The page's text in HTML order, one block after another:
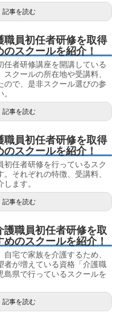
記事を読む
職員初任者研修を取得
スクールを紹介！
任者研修講座を開講している
クールの所在地や受講料、
ので、是非スクール選びの参
記事を読む
職員初任者研修を取得
スクールを紹介！
初任者研修を行っているスク
それぞれの特徴、受講料、
ます。
記事を読む
護職員初任者研修を取
のスクールを紹介！
宅で家族を介護するため、
者が増えている資格「介護職
島県で行っているスクールを
記事を読む